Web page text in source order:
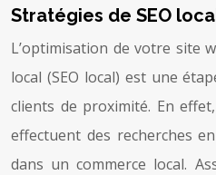
Stratégies de SEO
L’optimisation de votre site
local (SEO local) est une
clients de proximité. En
effectuent des recherches
dans un commerce local.